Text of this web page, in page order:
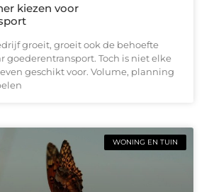
kiezen voor
groeit, groeit ook de behoefte
goederentransport. Toch is niet elke
geschikt voor. Volume, planning
WONING EN TUIN